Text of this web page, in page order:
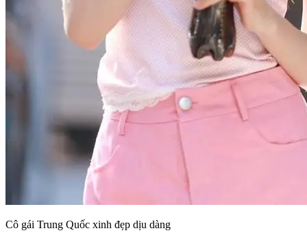
Cô gái Trung Quốc xinh đẹp dịu dàng